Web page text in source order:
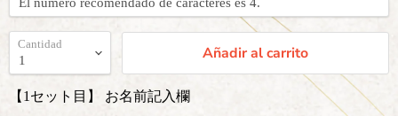
Cantidad Añadir al carrito
【1セット目】 お名前記入欄